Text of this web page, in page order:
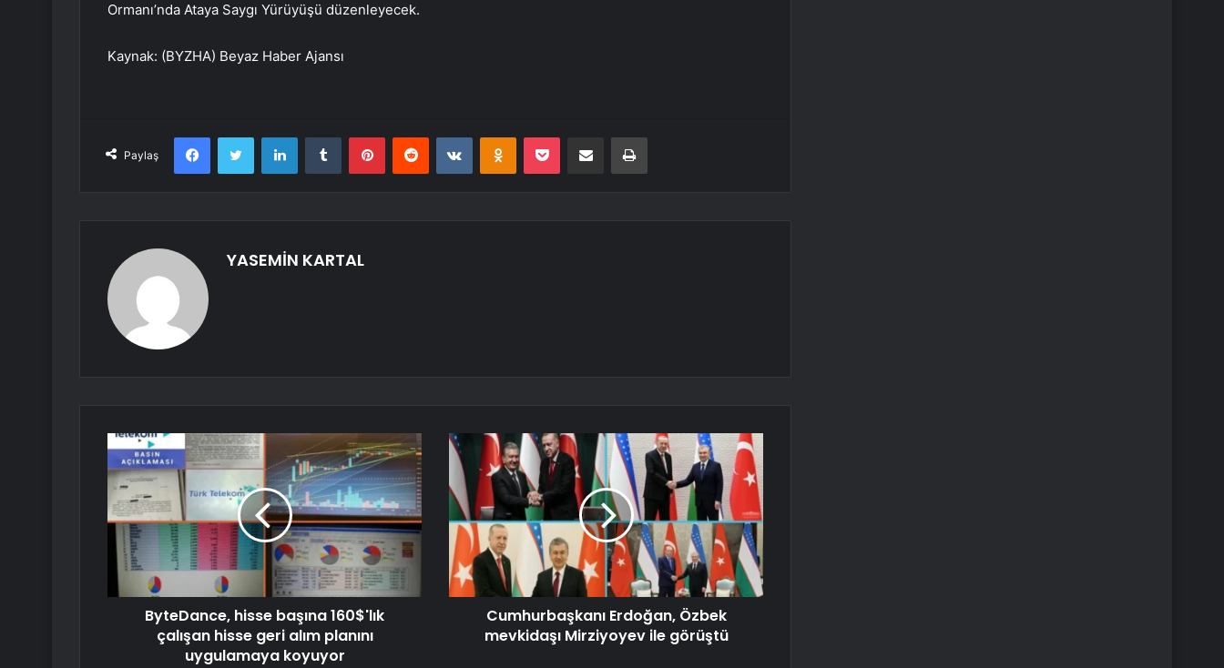
Ormanı’nda Ataya Saygı Yürüyüşü düzenleyecek.
Kaynak: (BYZHA) Beyaz Haber Ajansı
Paylaş
FacebookTwitter LinkedInTumblr PinterestReddit VKontakteOdnoklassniki
Pocket E-Posta ile paylaş Yazdır
YASEMİN KARTAL
ByteDance, hisse başına 160$'lık
çalışan hisse geri alım planını
uygulamaya koyuyor
Cumhurbaşkanı Erdoğan, Özbek
mevkidaşı Mirziyoyev ile görüştü